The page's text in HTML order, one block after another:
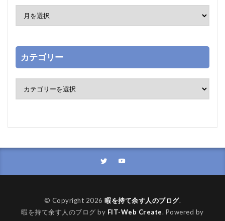
カテゴリー
© Copyright 2026暇を持て余す人のブログ.
暇を持て余す人のブログ by FIT-Web Create. Powered by